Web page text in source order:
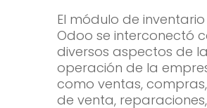
El módulo de
Odoo se interconectó
diversos aspectos de la
operación de la
como ventas,
de venta, reparaciones,